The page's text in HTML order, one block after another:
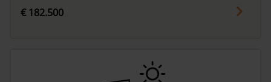
€ 182.500